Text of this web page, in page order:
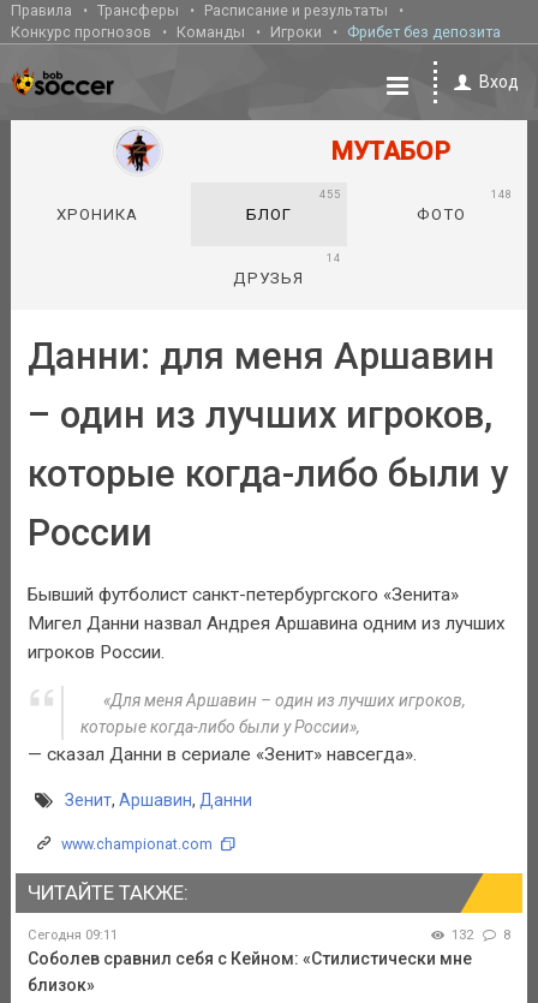
Правила Трансферы
Расписание и результаты
Конкурс прогнозов
Команды Игроки Фрибет без депозита
Вход
МУТАБОР
ХРОНИКА БЛОГ
455
ФОТО
148
ДРУЗЬЯ
14
Данни: для меня Аршавин
– один из лучших игроков,
которые когда-либо были у
России
Бывший футболист санкт-петербургского «Зенита»
Мигел Данни назвал Андрея Аршавина одним из лучших
игроков России.
«Для меня Аршавин – один из лучших игроков,
которые когда-либо были у России»,
— сказал Данни в сериале «Зенит» навсегда».
Зенит, Аршавин, Данни
www.championat.com
ЧИТАЙТЕ ТАКЖЕ:
Сегодня 09:11 132 8
Соболев сравнил себя с Кейном: «Стилистически мне
близок»